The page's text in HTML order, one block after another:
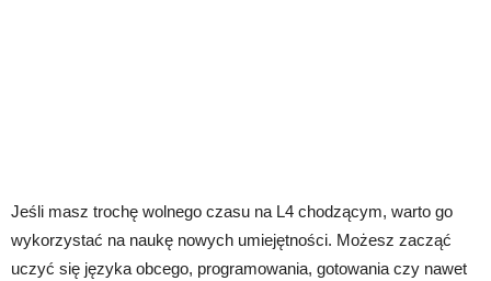
Jeśli masz trochę wolnego czasu na L4 chodzącym, warto go
wykorzystać na naukę nowych umiejętności. Możesz zacząć
uczyć się języka obcego, programowania, gotowania czy nawet